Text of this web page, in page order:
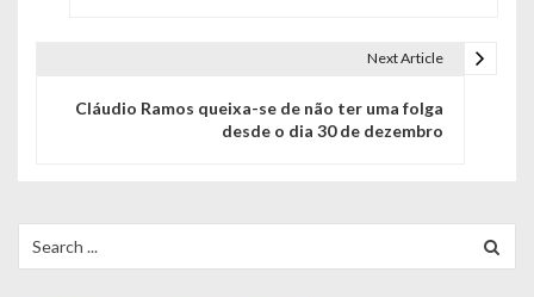
ã
o
Next Article
Cláudio Ramos queixa-se de não ter uma folga
desde o dia 30 de dezembro
for: